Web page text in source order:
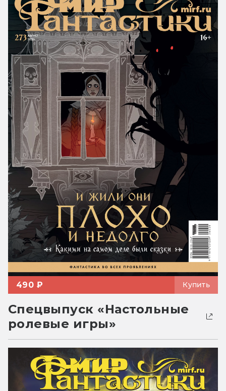
490 ₽ Купить
Спецвыпуск «Настольные
ролевые игры»